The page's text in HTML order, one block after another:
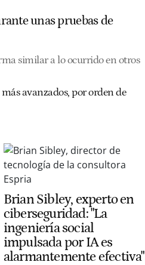
unas pruebas de
similar a lo ocurrido en otros
avanzados, por orden de
Brian Sibley, experto en
ciberseguridad: "La
ingeniería social
impulsada por IA es
alarmantemente efectiva"